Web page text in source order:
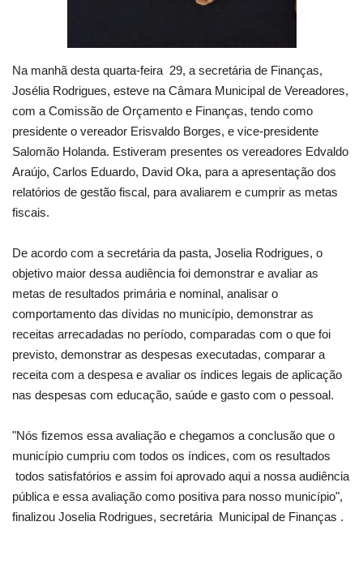
Na manhã desta quarta-feira 29, a secretária de Finanças,
Josélia Rodrigues, esteve na Câmara Municipal de Vereadores,
com a Comissão de Orçamento e Finanças, tendo como
presidente o vereador Erisvaldo Borges, e vice-presidente
Salomão Holanda. Estiveram presentes os vereadores Edvaldo
Araújo, Carlos Eduardo, David Oka, para a apresentação dos
relatórios de gestão fiscal, para avaliarem e cumprir as metas
fiscais.
De acordo com a secretária da pasta, Joselia Rodrigues, o
objetivo maior dessa audiência foi demonstrar e avaliar as
metas de resultados primária e nominal, analisar o
comportamento das dívidas no município, demonstrar as
receitas arrecadadas no período, comparadas com o que foi
previsto, demonstrar as despesas executadas, comparar a
receita com a despesa e avaliar os índices legais de aplicação
nas despesas com educação, saúde e gasto com o pessoal.
"Nós fizemos essa avaliação e chegamos a conclusão que o
município cumpriu com todos os índices, com os resultados
todos satisfatórios e assim foi aprovado aqui a nossa audiência
pública e essa avaliação como positiva para nosso município",
finalizou Joselia Rodrigues, secretária Municipal de Finanças .